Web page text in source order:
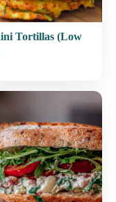
Tortillas (Low